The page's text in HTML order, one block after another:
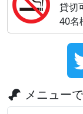
貸切
40
メニュー